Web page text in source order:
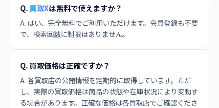
Q.買取Xは無料で使えますか？
A. はい、完全無料でご利用いただけます。会員登録も不要
で、検索回数に制限はありません。
Q. 買取価格は正確ですか？
A. 各買取店の公開情報を定期的に取得しています。ただ
し、実際の買取価格は商品の状態や在庫状況により変動す
る場合があります。正確な価格は各買取店でご確認くださ